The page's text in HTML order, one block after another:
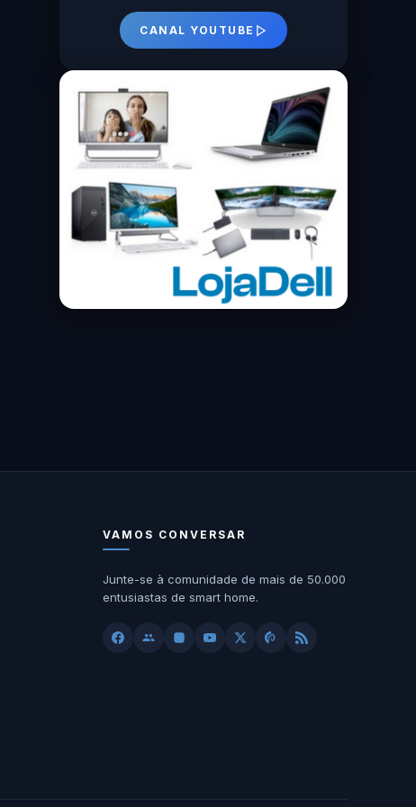
CANAL YOUTUBE
VAMOS CONVERSAR
Junte-se à comunidade de mais de 50.000
entusiastas de smart home.